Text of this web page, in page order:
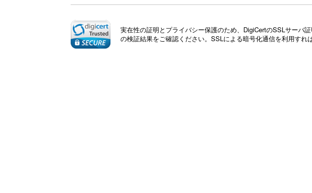
実在性の証明とプライバシー保護のため、DigiCertのSSLサーバ
の検証結果をご確認ください。SSLによる暗号化通信を利用す